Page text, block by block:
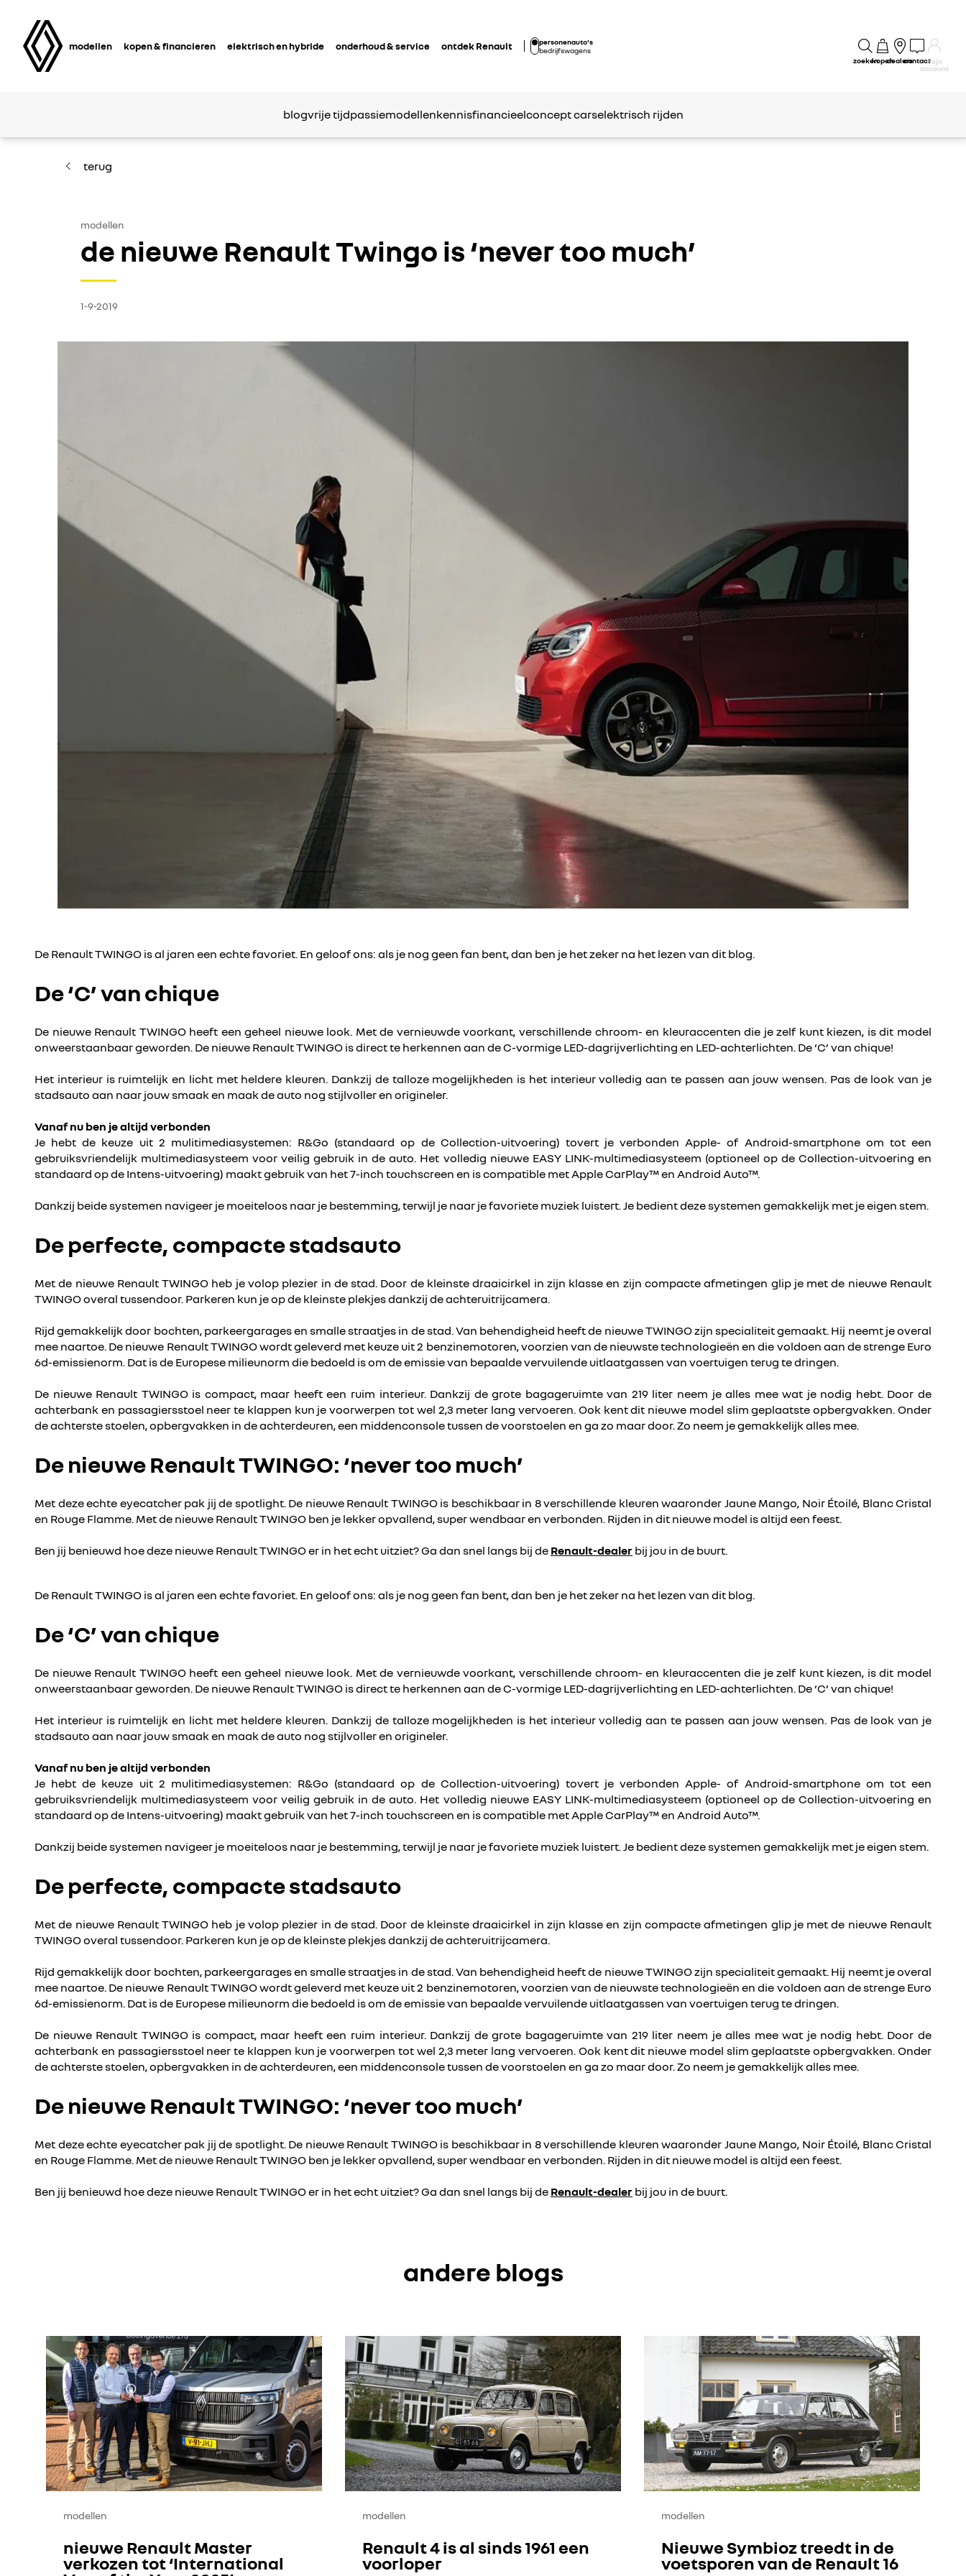
modellen kopen & financieren elektrisch en hybride onderhoud & service ontdek Renault
personenauto's
bedrijfswagens
zoekenkopendealerscontactmijn
account
blogvrije tijdpassiemodellenkennisfinancieelconcept carselektrisch rijden
terug
modellen
de nieuwe Renault Twingo is ‘never too much’
1-9-2019
De Renault TWINGO is al jaren een echte favoriet. En geloof ons: als je nog geen fan bent, dan ben je het zeker na het lezen van dit blog.
De ‘C’ van chique
De nieuwe Renault TWINGO heeft een geheel nieuwe look. Met de vernieuwde voorkant, verschillende chroom- en kleuraccenten die je zelf kunt kiezen, is dit model
onweerstaanbaar geworden. De nieuwe Renault TWINGO is direct te herkennen aan de C-vormige LED-dagrijverlichting en LED-achterlichten. De ‘C’ van chique!
Het interieur is ruimtelijk en licht met heldere kleuren. Dankzij de talloze mogelijkheden is het interieur volledig aan te passen aan jouw wensen. Pas de look van je
stadsauto aan naar jouw smaak en maak de auto nog stijlvoller en origineler.
Vanaf nu ben je altijd verbonden
Je hebt de keuze uit 2 mulitimediasystemen: R&Go (standaard op de Collection-uitvoering) tovert je verbonden Apple- of Android-smartphone om tot een
gebruiksvriendelijk multimediasysteem voor veilig gebruik in de auto. Het volledig nieuwe EASY LINK-multimediasysteem (optioneel op de Collection-uitvoering en
standaard op de Intens-uitvoering) maakt gebruik van het 7-inch touchscreen en is compatible met Apple CarPlay™ en Android Auto™.
Dankzij beide systemen navigeer je moeiteloos naar je bestemming, terwijl je naar je favoriete muziek luistert. Je bedient deze systemen gemakkelijk met je eigen stem.
De perfecte, compacte stadsauto
Met de nieuwe Renault TWINGO heb je volop plezier in de stad. Door de kleinste draaicirkel in zijn klasse en zijn compacte afmetingen glip je met de nieuwe Renault
TWINGO overal tussendoor. Parkeren kun je op de kleinste plekjes dankzij de achteruitrijcamera.
Rijd gemakkelijk door bochten, parkeergarages en smalle straatjes in de stad. Van behendigheid heeft de nieuwe TWINGO zijn specialiteit gemaakt. Hij neemt je overal
mee naartoe. De nieuwe Renault TWINGO wordt geleverd met keuze uit 2 benzinemotoren, voorzien van de nieuwste technologieën en die voldoen aan de strenge Euro
6d-emissienorm. Dat is de Europese milieunorm die bedoeld is om de emissie van bepaalde vervuilende uitlaatgassen van voertuigen terug te dringen.
De nieuwe Renault TWINGO is compact, maar heeft een ruim interieur. Dankzij de grote bagageruimte van 219 liter neem je alles mee wat je nodig hebt. Door de
achterbank en passagiersstoel neer te klappen kun je voorwerpen tot wel 2,3 meter lang vervoeren. Ook kent dit nieuwe model slim geplaatste opbergvakken. Onder
de achterste stoelen, opbergvakken in de achterdeuren, een middenconsole tussen de voorstoelen en ga zo maar door. Zo neem je gemakkelijk alles mee.
De nieuwe Renault TWINGO: ‘never too much’
Met deze echte eyecatcher pak jij de spotlight. De nieuwe Renault TWINGO is beschikbaar in 8 verschillende kleuren waaronder Jaune Mango, Noir Étoilé, Blanc Cristal
en Rouge Flamme. Met de nieuwe Renault TWINGO ben je lekker opvallend, super wendbaar en verbonden. Rijden in dit nieuwe model is altijd een feest.
Ben jij benieuwd hoe deze nieuwe Renault TWINGO er in het echt uitziet? Ga dan snel langs bij de Renault-dealer bij jou in de buurt.
De Renault TWINGO is al jaren een echte favoriet. En geloof ons: als je nog geen fan bent, dan ben je het zeker na het lezen van dit blog.
De ‘C’ van chique
De nieuwe Renault TWINGO heeft een geheel nieuwe look. Met de vernieuwde voorkant, verschillende chroom- en kleuraccenten die je zelf kunt kiezen, is dit model
onweerstaanbaar geworden. De nieuwe Renault TWINGO is direct te herkennen aan de C-vormige LED-dagrijverlichting en LED-achterlichten. De ‘C’ van chique!
Het interieur is ruimtelijk en licht met heldere kleuren. Dankzij de talloze mogelijkheden is het interieur volledig aan te passen aan jouw wensen. Pas de look van je
stadsauto aan naar jouw smaak en maak de auto nog stijlvoller en origineler.
Vanaf nu ben je altijd verbonden
Je hebt de keuze uit 2 mulitimediasystemen: R&Go (standaard op de Collection-uitvoering) tovert je verbonden Apple- of Android-smartphone om tot een
gebruiksvriendelijk multimediasysteem voor veilig gebruik in de auto. Het volledig nieuwe EASY LINK-multimediasysteem (optioneel op de Collection-uitvoering en
standaard op de Intens-uitvoering) maakt gebruik van het 7-inch touchscreen en is compatible met Apple CarPlay™ en Android Auto™.
Dankzij beide systemen navigeer je moeiteloos naar je bestemming, terwijl je naar je favoriete muziek luistert. Je bedient deze systemen gemakkelijk met je eigen stem.
De perfecte, compacte stadsauto
Met de nieuwe Renault TWINGO heb je volop plezier in de stad. Door de kleinste draaicirkel in zijn klasse en zijn compacte afmetingen glip je met de nieuwe Renault
TWINGO overal tussendoor. Parkeren kun je op de kleinste plekjes dankzij de achteruitrijcamera.
Rijd gemakkelijk door bochten, parkeergarages en smalle straatjes in de stad. Van behendigheid heeft de nieuwe TWINGO zijn specialiteit gemaakt. Hij neemt je overal
mee naartoe. De nieuwe Renault TWINGO wordt geleverd met keuze uit 2 benzinemotoren, voorzien van de nieuwste technologieën en die voldoen aan de strenge Euro
6d-emissienorm. Dat is de Europese milieunorm die bedoeld is om de emissie van bepaalde vervuilende uitlaatgassen van voertuigen terug te dringen.
De nieuwe Renault TWINGO is compact, maar heeft een ruim interieur. Dankzij de grote bagageruimte van 219 liter neem je alles mee wat je nodig hebt. Door de
achterbank en passagiersstoel neer te klappen kun je voorwerpen tot wel 2,3 meter lang vervoeren. Ook kent dit nieuwe model slim geplaatste opbergvakken. Onder
de achterste stoelen, opbergvakken in de achterdeuren, een middenconsole tussen de voorstoelen en ga zo maar door. Zo neem je gemakkelijk alles mee.
De nieuwe Renault TWINGO: ‘never too much’
Met deze echte eyecatcher pak jij de spotlight. De nieuwe Renault TWINGO is beschikbaar in 8 verschillende kleuren waaronder Jaune Mango, Noir Étoilé, Blanc Cristal
en Rouge Flamme. Met de nieuwe Renault TWINGO ben je lekker opvallend, super wendbaar en verbonden. Rijden in dit nieuwe model is altijd een feest.
Ben jij benieuwd hoe deze nieuwe Renault TWINGO er in het echt uitziet? Ga dan snel langs bij de Renault-dealer bij jou in de buurt.
andere blogs
modellen
nieuwe Renault Master
verkozen tot ‘International
modellen
Renault 4 is al sinds 1961 een
voorloper
modellen
Nieuwe Symbioz treedt in de
voetsporen van de Renault 16